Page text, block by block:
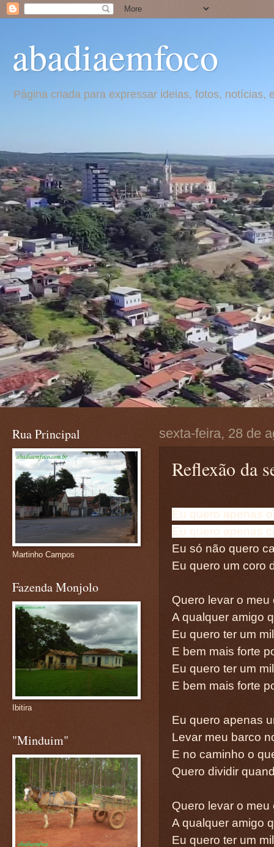
abadiaemfoco
Página criada para expressar ideias, fotos,
sexta-feira, 28 de
Reflexão da
Eu quero apenas
Eu quero apenas
Eu só não quero
Eu quero um coro
Quero levar o meu
A qualquer amigo
Eu quero ter um
E bem mais forte
Eu quero ter um
E bem mais forte
Eu quero apenas
Levar meu barco
E no caminho o
Quero dividir
Quero levar o meu
A qualquer amigo
Eu quero ter um
Rua Principal
Martinho Campos
Fazenda Monjolo
Ibitira
"Minduim"